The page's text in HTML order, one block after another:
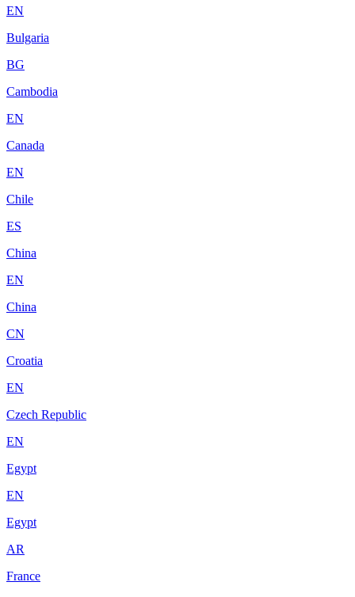
EN
Bulgaria
BG
Cambodia
EN
Canada
EN
Chile
ES
China
EN
China
CN
Croatia
EN
Czech Republic
EN
Egypt
EN
Egypt
AR
France